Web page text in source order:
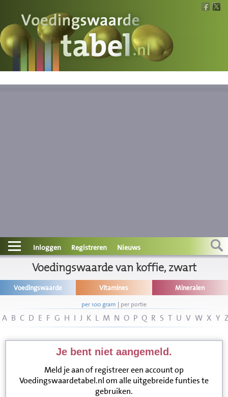
Voedingswaarde
Wat is wat?
Contact
Informatie
Disclaimer
Inloggen Registreren Nieuws
Voedingswaarde van koffie, zwart
Voedingswaarde Vitamines Mineralen
per 100 gram | per portie
A B C D E F G H I J K L M N O P Q R S T U V W X Y
Je bent niet aangemeld.
Meld je aan of registreer een account op
Voedingswaardetabel.nl om alle uitgebreide funties te
gebruiken.